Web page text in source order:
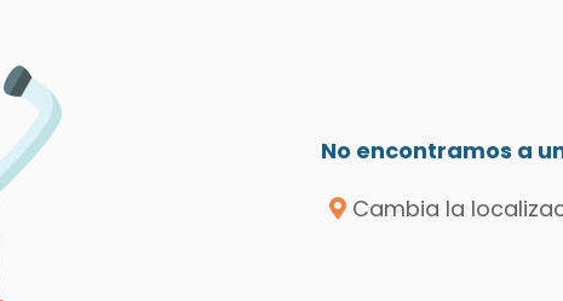
No encontramos a
Cambia la